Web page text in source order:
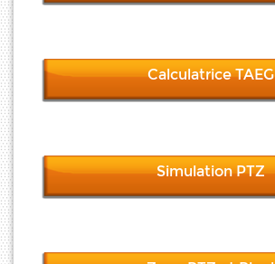
Calculatrice TAEG
Simulation PTZ